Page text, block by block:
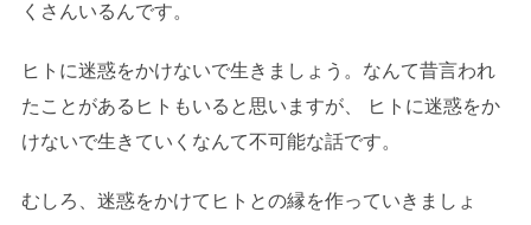
くさんいるんです。
ヒトに迷惑をかけないで生きましょう。なんて昔言われ
たことがあるヒトもいると思いますが、 ヒトに迷惑をか
けないで生きていくなんて不可能な話です。
むしろ、迷惑をかけてヒトとの縁を作っていきましょ